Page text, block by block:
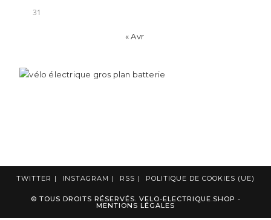
31
« Avr
TWITTER INSTAGRAM RSS POLITIQUE DE COOKIES (UE)
© TOUS DROITS RÉSERVÉS. VELO-ELECTRIQUE.SHOP -
MENTIONS LÉGALES